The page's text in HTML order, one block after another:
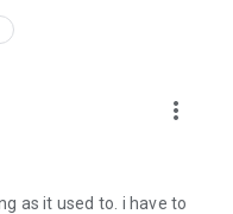
more_vert
as it used to. i have to